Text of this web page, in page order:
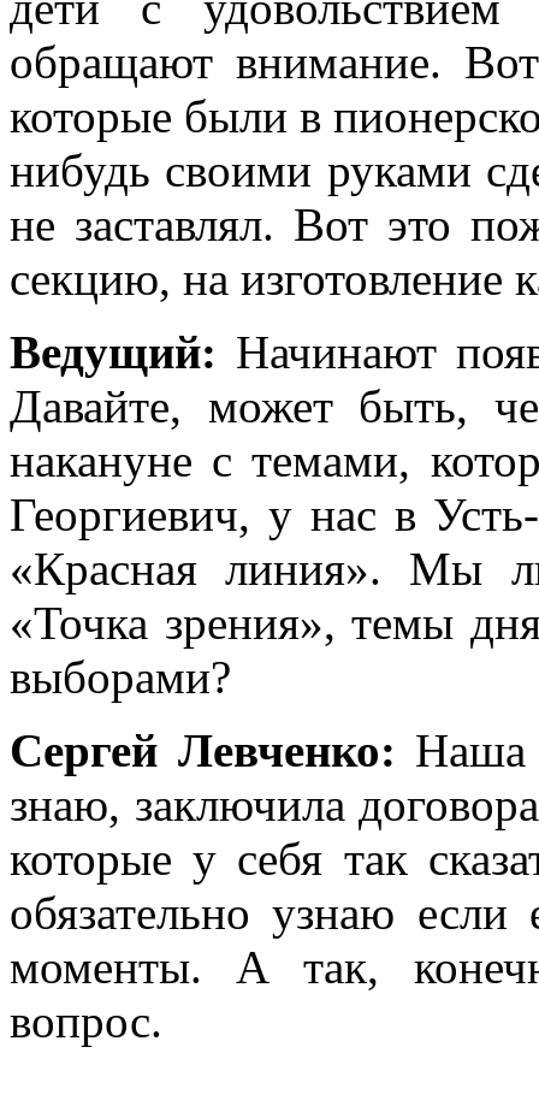
обращают внимание.
которые были в
нибудь своими руками
не заставлял. Вот это
секцию, на изготовление
Ведущий: Начинают
Давайте, может быть,
накануне с темами,
Георгиевич, у нас в
«Красная линия». Мы
«Точка зрения», темы
выборами?
Сергей Левченко: Наша
знаю, заключила
которые у себя так
обязательно узнаю если
моменты. А так,
вопрос.